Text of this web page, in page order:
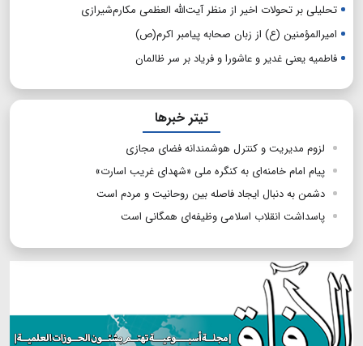
تحلیلی بر تحولات اخیر از منظر آیت‌الله العظمی مکارم‌شیرازی
امیرالمؤمنین (ع) از زبان صحابه پیامبر اکرم(ص)
فاطمیه یعنی غدیر و عاشورا و فریاد بر سر ظالمان
تیتر خبرها
لزوم مدیریت و کنترل هوشمندانه فضای مجازی
پیام امام خامنه‌ای به کنگره ملی «شهدای غریب اسارت»
دشمن به دنبال ایجاد فاصله بین روحانیت و مردم است
پاسداشت انقلاب اسلامی وظیفه‌ای همگانی است